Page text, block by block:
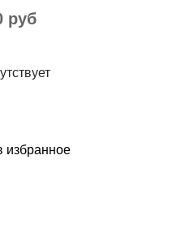
руб
избранное